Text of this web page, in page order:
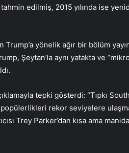
tahmin edilmiş, 2015 yılında ise
yönelik ağır bir bölüm
Şeytan’la aynı yatakta ve
tepki gösterdi: “Tıpkı South
rekor seviyelere
Trey Parker’dan kısa ama